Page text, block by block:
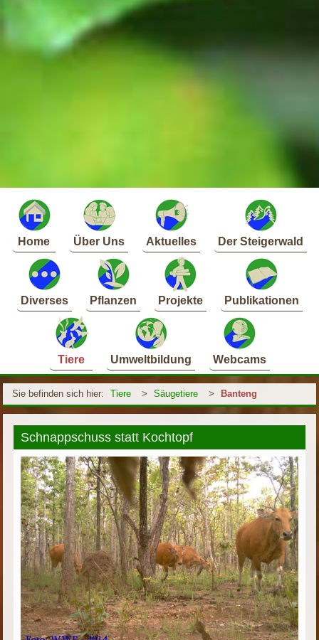
Home Über Uns Aktuelles Der Steigerwald
Diverses Pflanzen Projekte Publikationen
Tiere Umweltbildung Webcams
Sie befinden sich hier: Tiere > Säugetiere > Banteng
Schnappschuss statt Kochtopf